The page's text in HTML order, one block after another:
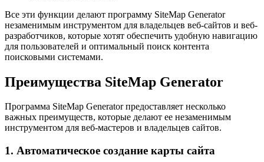
Все эти функции делают программу SiteMap Generator
незаменимым инструментом для владельцев веб-сайтов и веб-
разработчиков, которые хотят обеспечить удобную навигацию
для пользователей и оптимальный поиск контента
поисковыми системами.
Преимущества SiteMap Generator
Программа SiteMap Generator предоставляет несколько
важных преимуществ, которые делают ее незаменимым
инструментом для веб-мастеров и владельцев сайтов.
1. Автоматическое создание карты сайта